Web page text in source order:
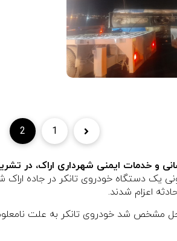
1
2
و خدمات ایمنی شهرداری اراک، در
۱۴۰۴، گزارشی مبنی بر واژگونی یک دستگاه
مشخص شد خودروی تانکر به علت